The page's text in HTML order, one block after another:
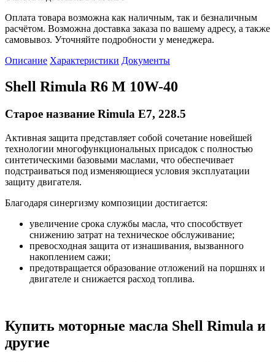
Оплата товара возможна как наличным, так и безналичным
расчётом. Возможна доставка заказа по вашему адресу, а также
самовывоз. Уточняйте подробности у менеджера.
Описание Характеристики Документы
Shell Rimula R6 M 10W-40
Старое название Rimula E7, 228.5
Активная защита представляет собой сочетание новейшей
технологии многофункциональных присадок с полностью
синтетическими базовыми маслами, что обеспечивает
подстраиваться под изменяющиеся условия эксплуатации
защиту двигателя.
Благодаря синергизму композиции достигается:
увеличение срока службы масла, что способствует
снижению затрат на техническое обслуживание;
превосходная защита от изнашивания, вызванного
накоплением сажи;
предотвращается образование отложений на поршнях и
двигателе и снижается расход топлива.
Купить моторные масла Shell Rimula и
другие